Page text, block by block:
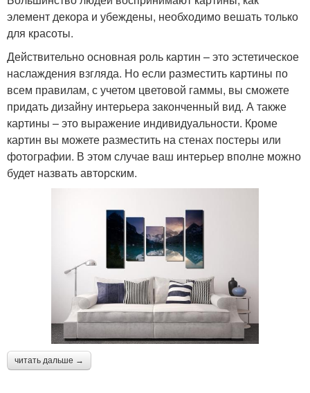
элемент декора и убеждены, необходимо вешать только
для красоты.
Действительно основная роль картин – это эстетическое
наслаждения взгляда. Но если разместить картины по
всем правилам, с учетом цветовой гаммы, вы сможете
придать дизайну интерьера законченный вид. А также
картины – это выражение индивидуальности. Кроме
картин вы можете разместить на стенах постеры или
фотографии. В этом случае ваш интерьер вполне можно
будет назвать авторским.
читать дальше →